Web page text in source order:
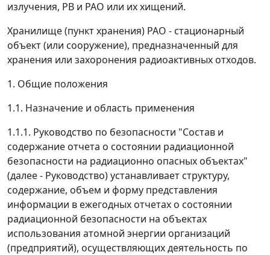
излучения, РВ и РАО или их хищений.
Хранилище (пункт хранения) РАО - стационарный
объект (или сооружение), предназначенный для
хранения или захоронения радиоактивных отходов.
1. Общие положения
1.1. Назначение и область применения
1.1.1. Руководство по безопасности "Состав и
содержание отчета о состоянии радиационной
безопасности на радиационно опасных объектах"
(далее - Руководство) устанавливает структуру,
содержание, объем и форму представления
информации в ежегодных отчетах о состоянии
радиационной безопасности на объектах
использования атомной энергии организаций
(предприятий), осуществляющих деятельность по